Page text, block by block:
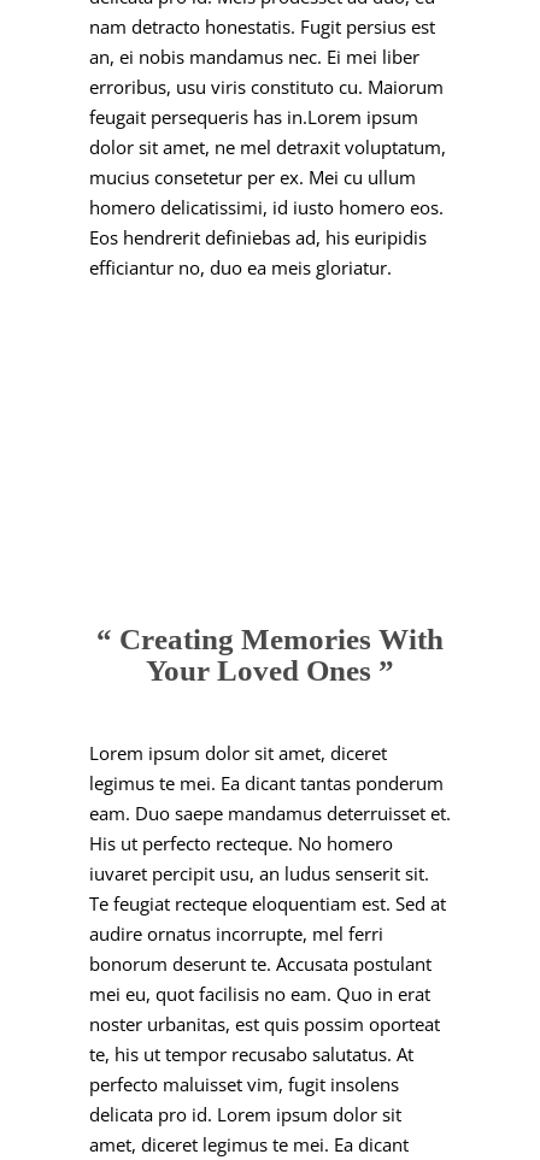
nam detracto honestatis. Fugit persius est
an, ei nobis mandamus nec. Ei mei liber
erroribus, usu viris constituto cu. Maiorum
feugait persequeris has in.Lorem ipsum
dolor sit amet, ne mel detraxit voluptatum,
mucius consetetur per ex. Mei cu ullum
homero delicatissimi, id iusto homero eos.
Eos hendrerit definiebas ad, his euripidis
efficiantur no, duo ea meis gloriatur.
“ Creating Memories With
Your Loved Ones ”
Lorem ipsum dolor sit amet, diceret
legimus te mei. Ea dicant tantas ponderum
eam. Duo saepe mandamus deterruisset et.
His ut perfecto recteque. No homero
iuvaret percipit usu, an ludus senserit sit.
Te feugiat recteque eloquentiam est. Sed at
audire ornatus incorrupte, mel ferri
bonorum deserunt te. Accusata postulant
mei eu, quot facilisis no eam. Quo in erat
noster urbanitas, est quis possim oporteat
te, his ut tempor recusabo salutatus. At
perfecto maluisset vim, fugit insolens
delicata pro id. Lorem ipsum dolor sit
amet, diceret legimus te mei. Ea dicant